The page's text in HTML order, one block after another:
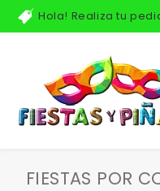
Hola! Realiza tu
FIESTAS POR